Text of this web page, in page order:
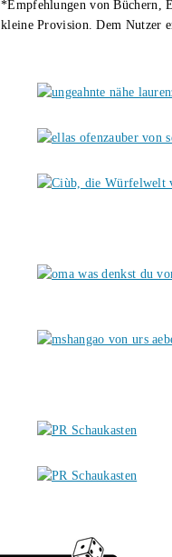
*Empfehlungen von Büchern,
kleine Provision. Dem Nutzer